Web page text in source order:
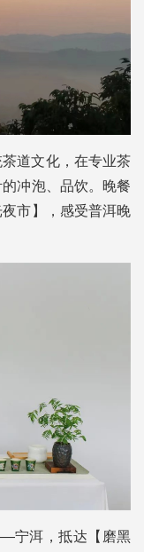
道文化，在专业茶
冲泡、品饮。晚餐
市】，感受普洱晚
宁洱，抵达【磨黑